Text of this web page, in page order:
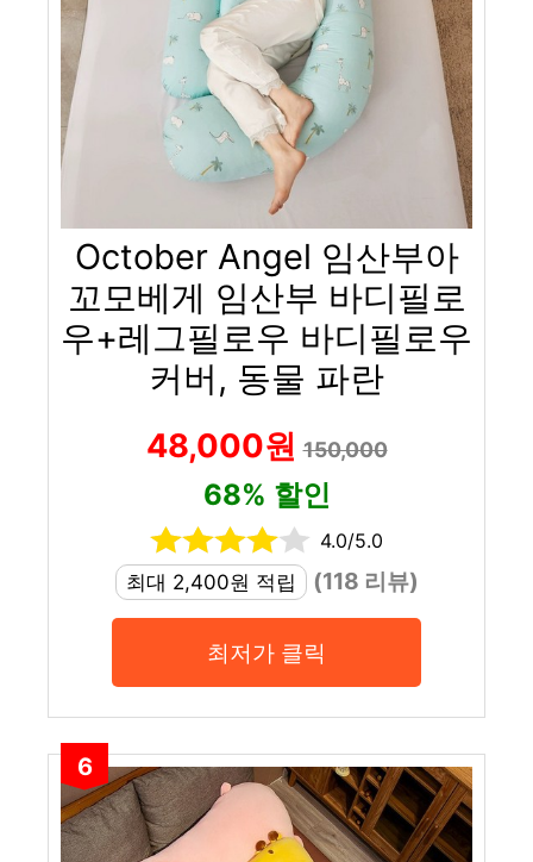
October Angel 임산부아
꼬모베게 임산부 바디필로
우+레그필로우 바디필로우
커버, 동물 파란
48,000원150,000
68% 할인
4.0/5.0
최대 2,400원 적립
(118 리뷰)
최저가 클릭
6